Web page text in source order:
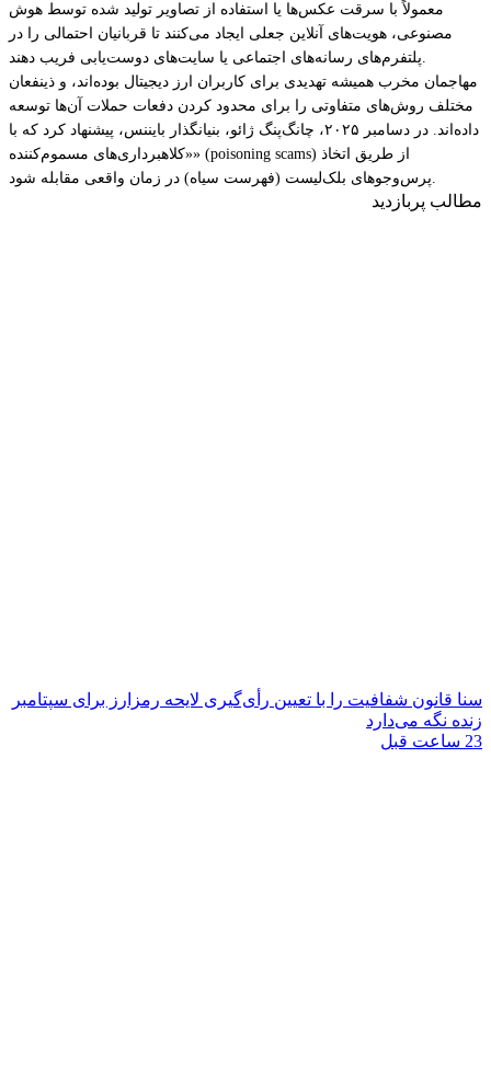
معمولاً با سرقت عکس‌ها یا استفاده از تصاویر تولید شده توسط هوش
مصنوعی، هویت‌های آنلاین جعلی ایجاد می‌کنند تا قربانیان احتمالی را در
پلتفرم‌های رسانه‌های اجتماعی یا سایت‌های دوست‌یابی فریب دهند.
مهاجمان مخرب همیشه تهدیدی برای کاربران ارز دیجیتال بوده‌اند، و ذینفعان
مختلف روش‌های متفاوتی را برای محدود کردن دفعات حملات آن‌ها توسعه
داده‌اند. در دسامبر ۲۰۲۵، چانگ‌پنگ ژائو، بنیانگذار بایننس، پیشنهاد کرد که با
«کلاهبرداری‌های مسموم‌کننده» (poisoning scams) از طریق اتخاذ
پرس‌وجوهای بلک‌لیست (فهرست سیاه) در زمان واقعی مقابله شود.
مطالب پربازدید
سنا قانون شفافیت را با تعیین رأی‌گیری لایحه رمزارز برای سپتامبر
زنده نگه می‌دارد
23 ساعت قبل